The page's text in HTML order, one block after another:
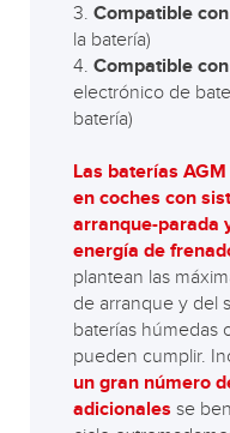
3. Compatible
la batería)
4. Compatible
electrónico de
batería)
Las baterías
en coches con
arranque-parada
energía de
plantean las
de arranque y del
baterías húmedas
pueden cumplir.
un gran número
adicionalesse